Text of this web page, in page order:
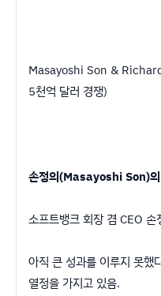
Masayoshi Son &
5천억 달러 경쟁)
손정의(Masayoshi Son)
소프트뱅크 회장 겸 CEO
아직 큰 성과를 이루지 못했
열정을 가지고 있음.